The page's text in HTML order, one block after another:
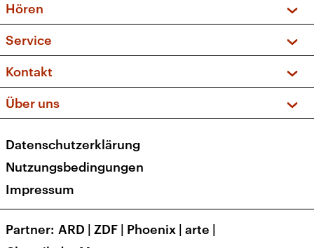
Sendungen und Podcasts
Musikliste
Kakadu – Das Kinderprogramm
Hören
Frequenzen (UKW + DAB+)
Service
FAQ
Apps
Newsletter
Veranstaltungen
Kontakt
Social Media
Über uns
Presse
Karriere
Transparenz
Datenschutzerklärung
Nutzungsbedingungen
Impressum
Partner ARD | ZDF | Phoenix | arte |